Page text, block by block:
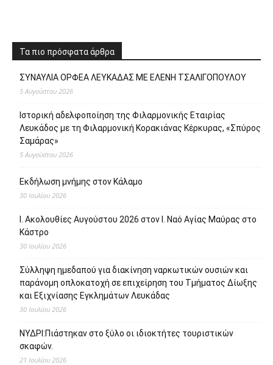
Τα πιο πρόσφατα άρθρα
ΣΥΝΑΥΛΙΑ ΟΡΦΕΑ ΛΕΥΚΑΔΑΣ ΜΕ ΕΛΕΝΗ ΤΣΑΛΙΓΟΠΟΥΛΟΥ
5 Αυγούστου 2026
Ιστορική αδελφοποίηση της Φιλαρμονικής Εταιρίας
Λευκάδος με τη Φιλαρμονική Κορακιάνας Κέρκυρας, «Σπύρος
Σαμάρας»
5 Αυγούστου 2026
Εκδήλωση μνήμης στον Κάλαμο
30 Ιουλίου 2026
Ι. Ακολουθίες Αυγούστου 2026 στον Ι. Ναό Αγίας Μαύρας στο
Κάστρο
30 Ιουλίου 2026
Σύλληψη ημεδαπού για διακίνηση ναρκωτικών ουσιών και
παράνομη οπλοκατοχή σε επιχείρηση του Τμήματος Δίωξης
και Εξιχνίασης Εγκλημάτων Λευκάδας
30 Ιουλίου 2026
ΝΥΔΡΙ:Πιάστηκαν στο ξύλο οι ιδιοκτήτες τουριστικών
σκαφών.
21 Ιουλίου 2026